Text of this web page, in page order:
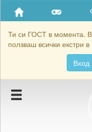
Ти си ГОСТ в момента.
ползваш всички екстри в
Вход
Приятели
Хронология на игри
Подаръците на